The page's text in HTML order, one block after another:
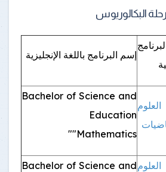
البكالوريوس
إسم البرنامج باللغة الإنجليزية
Bachelor of Science and
Education
"Mathematics"
Bachelor of Science and